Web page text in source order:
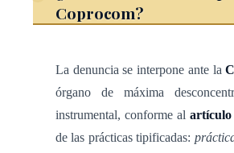
Administración Pública
Coprocom?
La denuncia se interpone ante la
órgano de máxima
instrumental, conforme alartículo
de las prácticas tipificadas: